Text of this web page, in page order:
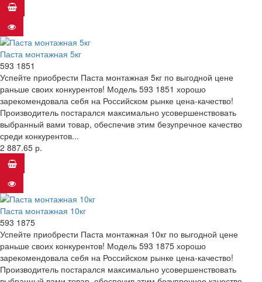
Паста монтажная 5кг
593 1851
Успейте приобрести Паста монтажная 5кг по выгодной цене
раньше своих конкурентов! Модель 593 1851 хорошо
зарекомендовала себя на Российском рынке цена-качество!
Производитель постарался максимально усовершенствовать
выбранный вами товар, обеспечив этим безупречное качество
среди конкурентов...
2 887.65 р.
Паста монтажная 10кг
593 1875
Успейте приобрести Паста монтажная 10кг по выгодной цене
раньше своих конкурентов! Модель 593 1875 хорошо
зарекомендовала себя на Российском рынке цена-качество!
Производитель постарался максимально усовершенствовать